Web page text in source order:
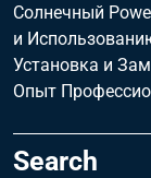
Солнечный
и
Установка и
Опыт
Search